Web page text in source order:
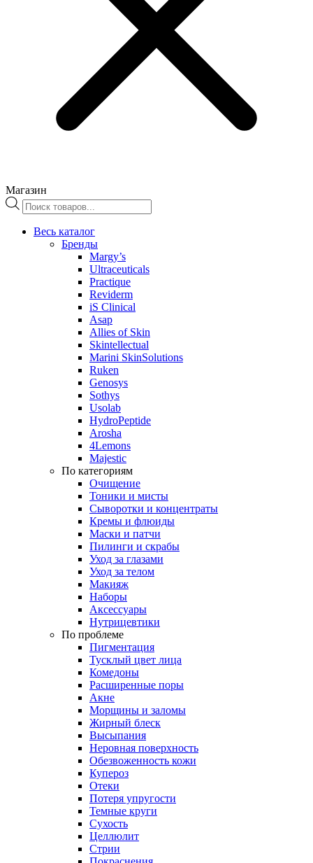
Магазин
Поиск
товаров
Весь каталог
Бренды
Margy’s
Ultraceuticals
Practique
Reviderm
iS Clinical
Asap
Allies of Skin
Skintellectual
Marini SkinSolutions
Ruken
Genosys
Sothys
Usolab
HydroPeptide
Arosha
4Lemons
Majestic
По категориям
Очищение
Тоники и мисты
Сыворотки и концентраты
Кремы и флюиды
Маски и патчи
Пилинги и скрабы
Уход за глазами
Уход за телом
Макияж
Наборы
Аксессуары
Нутрицевтики
По проблеме
Пигментация
Тусклый цвет лица
Комедоны
Расширенные поры
Акне
Морщины и заломы
Жирный блеск
Высыпания
Неровная поверхность
Обезвоженность кожи
Купероз
Отеки
Потеря упругости
Темные круги
Сухость
Целлюлит
Стрии